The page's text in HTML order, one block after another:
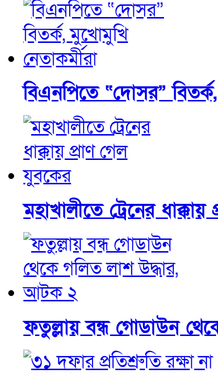
বিএনপিতে “দোসর”
মহাখালীতে ট্রেনের
ফতুল্লায় বন্ধ গোডাউন